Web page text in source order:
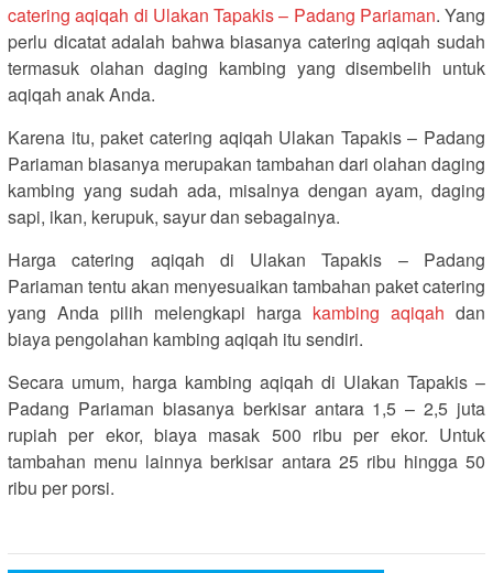
catering aqiqah di Ulakan Tapakis – Padang Pariaman. Yang
perlu dicatat adalah bahwa biasanya catering aqiqah sudah
termasuk olahan daging kambing yang disembelih untuk
aqiqah anak Anda.
Karena itu, paket catering aqiqah Ulakan Tapakis – Padang
Pariaman biasanya merupakan tambahan dari olahan daging
kambing yang sudah ada, misalnya dengan ayam, daging
sapi, ikan, kerupuk, sayur dan sebagainya.
Harga catering aqiqah di Ulakan Tapakis – Padang
Pariaman tentu akan menyesuaikan tambahan paket catering
yang Anda pilih melengkapi harga kambing aqiqah dan
biaya pengolahan kambing aqiqah itu sendiri.
Secara umum, harga kambing aqiqah di Ulakan Tapakis –
Padang Pariaman biasanya berkisar antara 1,5 – 2,5 juta
rupiah per ekor, biaya masak 500 ribu per ekor. Untuk
tambahan menu lainnya berkisar antara 25 ribu hingga 50
ribu per porsi.